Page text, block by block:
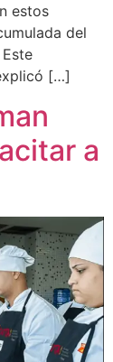
estos
del
[…]
a